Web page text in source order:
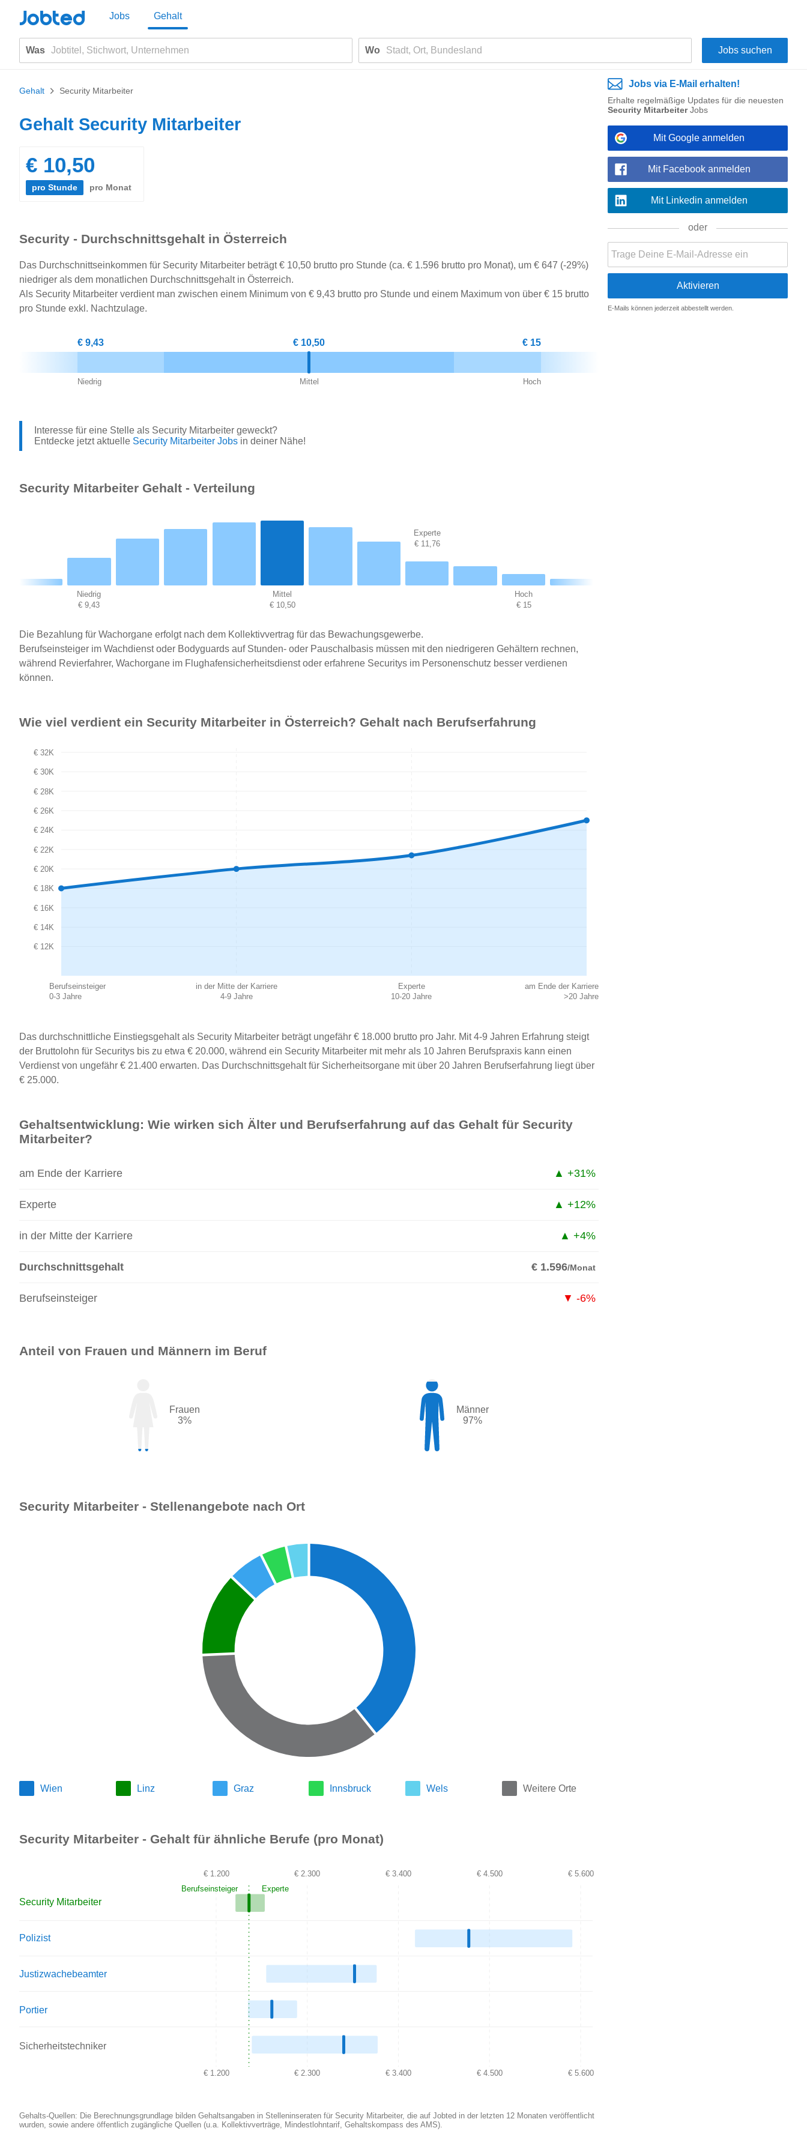
Jobted Jobs Gehalt
Was Wo
Gehalt > Security Mitarbeiter
Gehalt Security Mitarbeiter
€ 10,50
pro Stunde pro Monat
Security - Durchschnittsgehalt in Österreich
Das Durchschnittseinkommen für Security Mitarbeiter beträgt € 10,50 brutto pro Stunde (ca. € 1.596 brutto pro Monat), um € 647 (-29%)
niedriger als dem monatlichen Durchschnittsgehalt in Österreich.
Als Security Mitarbeiter verdient man zwischen einem Minimum von € 9,43 brutto pro Stunde und einem Maximum von über € 15 brutto
pro Stunde exkl. Nachtzulage.
€ 9,43
Niedrig
€ 10,50
Mittel
€ 15
Hoch
Interesse für eine Stelle als Security Mitarbeiter geweckt?
Entdecke jetzt aktuelle Security Mitarbeiter Jobs in deiner Nähe!
Security Mitarbeiter Gehalt - Verteilung
Niedrig
€ 9,43
Mittel
€ 10,50
Experte
€ 11,76
Hoch
€ 15
Die Bezahlung für Wachorgane erfolgt nach dem Kollektivvertrag für das Bewachungsgewerbe.
Berufseinsteiger im Wachdienst oder Bodyguards auf Stunden- oder Pauschalbasis müssen mit den niedrigeren Gehältern rechnen,
während Revierfahrer, Wachorgane im Flughafensicherheitsdienst oder erfahrene Securitys im Personenschutz besser verdienen
können.
Wie viel verdient ein Security Mitarbeiter in Österreich? Gehalt nach Berufserfahrung
€ 12K
€ 14K
€ 16K
€ 18K
€ 20K
€ 22K
€ 24K
€ 26K
€ 28K
€ 30K
€ 32K
Berufseinsteiger
0-3 Jahre
in der Mitte der Karriere
4-9 Jahre
Experte
10-20 Jahre
am Ende der Karriere
>20 Jahre
Das durchschnittliche Einstiegsgehalt als Security Mitarbeiter beträgt ungefähr € 18.000 brutto pro Jahr. Mit 4-9 Jahren Erfahrung steigt
der Bruttolohn für Securitys bis zu etwa € 20.000, während ein Security Mitarbeiter mit mehr als 10 Jahren Berufspraxis kann einen
Verdienst von ungefähr € 21.400 erwarten. Das Durchschnittsgehalt für Sicherheitsorgane mit über 20 Jahren Berufserfahrung liegt über
€ 25.000.
Gehaltsentwicklung: Wie wirken sich Älter und Berufserfahrung auf das Gehalt für Security
Mitarbeiter?
am Ende der Karriere ▲ +31%
Experte ▲ +12%
in der Mitte der Karriere ▲ +4%
Durchschnittsgehalt € 1.596/Monat
Berufseinsteiger ▼ -6%
Anteil von Frauen und Männern im Beruf
Frauen
3%
Männer
97%
Security Mitarbeiter - Stellenangebote nach Ort
Wien Linz Graz Innsbruck Wels Weitere Orte
Security Mitarbeiter - Gehalt für ähnliche Berufe (pro Monat)
Security Mitarbeiter
Polizist
Justizwachebeamter
Portier
Sicherheitstechniker
€ 1.200 € 2.300 € 3.400 € 4.500 € 5.600
€ 1.200 € 2.300 € 3.400 € 4.500 € 5.600
Berufseinsteiger Experte
Gehalts-Quellen: Die Berechnungsgrundlage bilden Gehaltsangaben in Stelleninseraten für Security Mitarbeiter, die auf Jobted in der letzten 12 Monaten veröffentlicht
wurden, sowie andere öffentlich zugängliche Quellen (u.a. Kollektivverträge, Mindestlohntarif, Gehaltskompass des AMS).
Jobs via E-Mail erhalten!
Erhalte regelmäßige Updates für die neuesten
Security MitarbeiterJobs
Mit Google anmelden
Mit Facebook anmelden
Mit Linkedin anmelden
oder
E-Mails können jederzeit abbestellt werden.